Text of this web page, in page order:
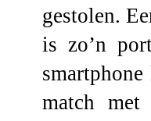
gestolen.
is zo’n
match